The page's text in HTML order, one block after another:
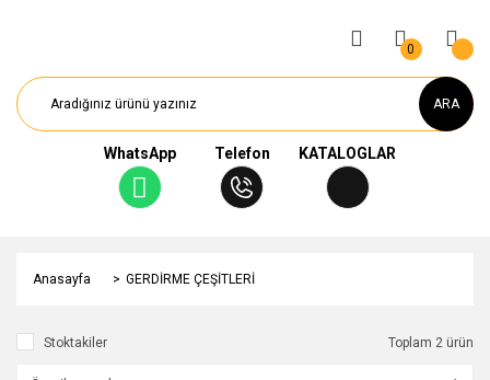
ARA
WhatsApp Telefon KATALOGLAR
0
Anasayfa GERDİRME ÇEŞİTLERİ
Stoktakiler Toplam 2 ürün